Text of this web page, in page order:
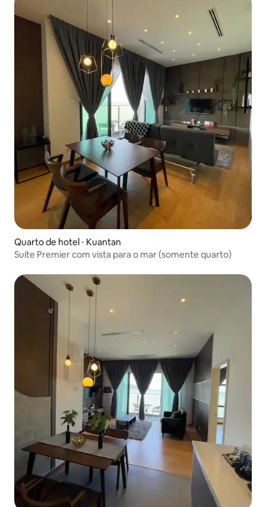
Quarto de hotel ⋅ Kuantan
Suíte Premier com vista para o mar (somente quarto)